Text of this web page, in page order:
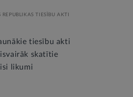
REPUBLIKAS TIESĪBU AKTI
tiesību akti
skatītie
likumi